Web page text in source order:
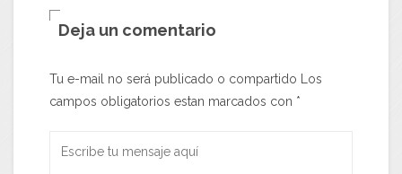
Deja un comentario
Tu e-mail no será publicado o compartido Los
campos obligatorios estan marcados con *